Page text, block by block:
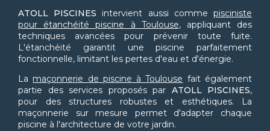
ATOLL PISCINES intervient aussi commepisciniste
pour étanchéité piscine à Toulouse, appliquant des
techniques avancées pour prévenir toute fuite.
L'étanchéité garantit une piscine parfaitement
fonctionnelle, limitant les pertes d'eau et d'énergie.
La maçonnerie de piscine à Toulouse fait également
partie des services proposés par ATOLL PISCINES,
pour des structures robustes et esthétiques. La
maçonnerie sur mesure permet d'adapter chaque
piscine à l'architecture de votre jardin.